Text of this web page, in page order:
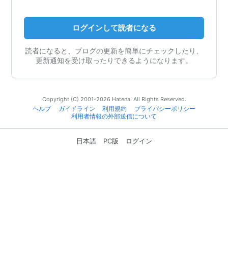
ログインして読者になる
読者になると、ブログの更新を簡単にチェックしたり、
更新通知を受け取ったりできるようになります。
Copyright (C) 2001-2026 Hatena. All Rights Reserved.
ヘルプ
ガイドライン 利用規約
プライバシーポリシー
利用者情報の外部送信について
日本語 PC版 ログイン